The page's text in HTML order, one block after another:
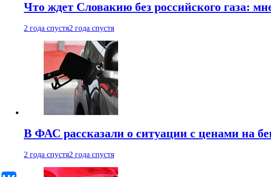
Что ждет Словакию без российского газа:
2 года спустя2 года спустя
В ФАС рассказали о ситуации с ценами на
2 года спустя2 года спустя